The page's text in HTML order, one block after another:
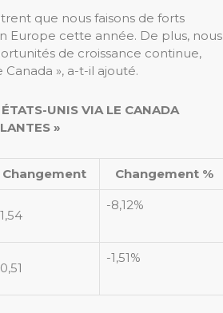
que nous faisons de forts
Europe cette année. De plus, nous
de croissance continue,
», a-t-il ajouté.
UNIS VIA LE CANADA
»
Changement Changement %
-8,12%
-1,51%